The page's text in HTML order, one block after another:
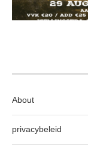
About
privacybeleid